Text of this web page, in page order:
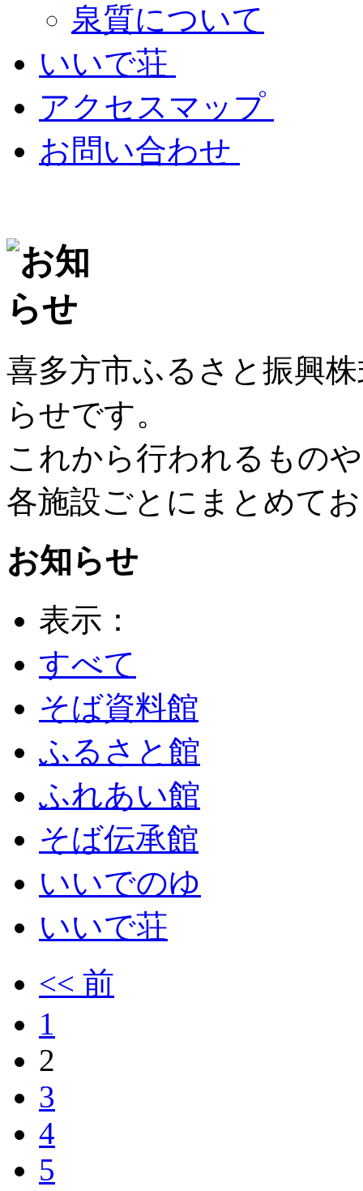
泉質について
いいで荘
アクセスマップ
お問い合わせ
喜多方市ふるさと振興
らせです。
これから行われるもの
各施設ごとにまとめて
お知らせ
表示：
すべて
そば資料館
ふるさと館
ふれあい館
そば伝承館
いいでのゆ
いいで荘
<< 前
1
2
3
4
5